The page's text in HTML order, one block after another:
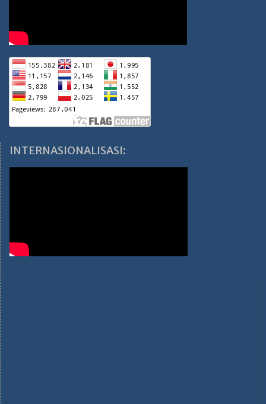
INTERNASIONALISASI: